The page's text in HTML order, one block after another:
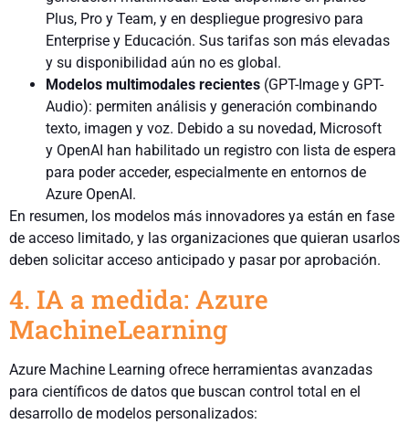
Plus, Pro y Team, y en despliegue progresivo para
Enterprise y Educación. Sus tarifas son más elevadas
y su disponibilidad aún no es global.
Modelos multimodales recientes (GPT-Image y GPT-
Audio): permiten análisis y generación combinando
texto, imagen y voz. Debido a su novedad, Microsoft
y OpenAI han habilitado un registro con lista de espera
para poder acceder, especialmente en entornos de
Azure OpenAI.
En resumen, los modelos más innovadores ya están en fase
de acceso limitado, y las organizaciones que quieran usarlos
deben solicitar acceso anticipado y pasar por aprobación.
4. IA a medida: Azure
MachineLearning
Azure Machine Learning ofrece herramientas avanzadas
para científicos de datos que buscan control total en el
desarrollo de modelos personalizados: